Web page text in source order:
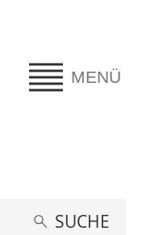
MENÜ
SUCHE